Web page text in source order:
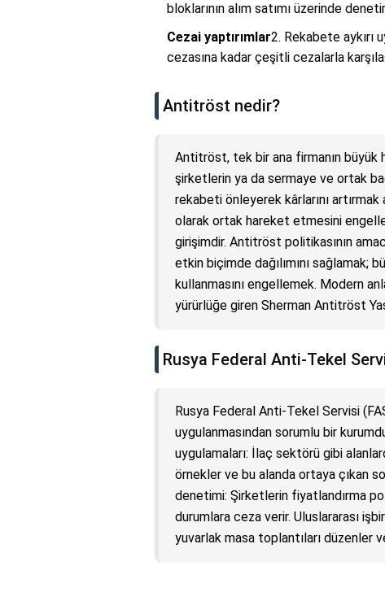
bloklarının alım satımı üzerinde
Cezai yaptırımlar2. Rekabete aykırı
cezasına kadar çeşitli cezalarla
Antitröst nedir?
Antitröst, tek bir ana firmanın büyük
şirketlerin ya da sermaye ve ortak
rekabeti önleyerek kârlarını
olarak ortak hareket etmesini
girişimdir. Antitröst politikasının
etkin biçimde dağılımını sağlamak;
kullanmasını engellemek. Modern
yürürlüğe giren Sherman Antitröst
Rusya Federal Anti-Tekel
Rusya Federal Anti-Tekel Servisi
uygulanmasından sorumlu bir
uygulamaları: İlaç sektörü gibi
örnekler ve bu alanda ortaya çıkan
denetimi: Şirketlerin fiyatlandırma
durumlara ceza verir. Uluslararası
yuvarlak masa toplantıları düzenler